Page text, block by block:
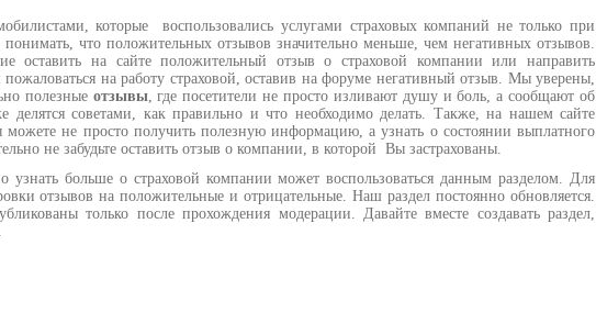
которые воспользовались услугами страховых компаний не только при
что положительных отзывов значительно меньше, чем негативных отзывов.
оставить на сайте положительный отзыв о страховой компании или направить
пожаловаться на работу страховой, оставив на форуме негативный отзыв. Мы уверены,
полезные отзывы, где посетители не просто изливают душу и боль, а сообщают об
делятся советами, как правильно и что необходимо делать. Также, на нашем сайте
не просто получить полезную информацию, а узнать о состоянии выплатного
не забудьте оставить отзыв о компании, в которой Вы застрахованы.
больше о страховой компании может воспользоваться данным разделом. Для
отзывов на положительные и отрицательные. Наш раздел постоянно обновляется.
только после прохождения модерации. Давайте вместе создавать раздел,